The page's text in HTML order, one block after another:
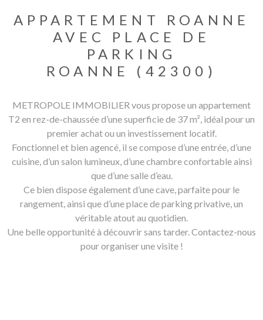
APPARTEMENT ROANNE
AVEC PLACE DE
PARKING
ROANNE (42300)
METROPOLE IMMOBILIER vous propose un appartement
T2 en rez-de-chaussée d’une superficie de 37 m², idéal pour un
premier achat ou un investissement locatif.
Fonctionnel et bien agencé, il se compose d’une entrée, d’une
cuisine, d’un salon lumineux, d’une chambre confortable ainsi
que d’une salle d’eau.
Ce bien dispose également d’une cave, parfaite pour le
rangement, ainsi que d’une place de parking privative, un
véritable atout au quotidien.
Une belle opportunité à découvrir sans tarder. Contactez-nous
pour organiser une visite !